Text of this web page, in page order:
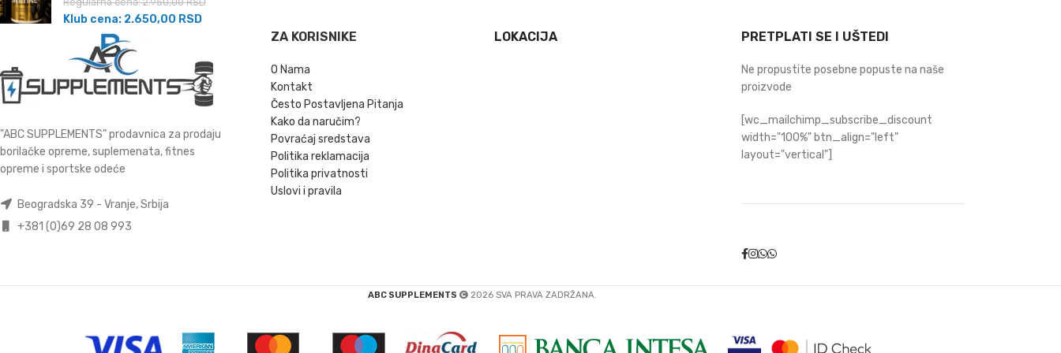
Klub cena: 2.650,00 RSD
"ABC SUPPLEMENTS" prodavnica za prodaju
borilačke opreme, suplemenata, fitnes
opreme i sportske odeće
Beogradska 39 - Vranje, Srbija
+381 (0)69 28 08 993
ZA KORISNIKE
O Nama
Kontakt
Često Postavljena Pitanja
Kako da naručim?
Povraćaj sredstava
Politika reklamacija
Politika privatnosti
Uslovi i pravila
LOKACIJA PRETPLATI SE I UŠTEDI
Ne propustite posebne popuste na naše
proizvode
[wc_mailchimp_subscribe_discount
width="100%" btn_align="left"
layout="vertical"]
ABC SUPPLEMENTS 2026 SVA PRAVA ZADRŽANA.